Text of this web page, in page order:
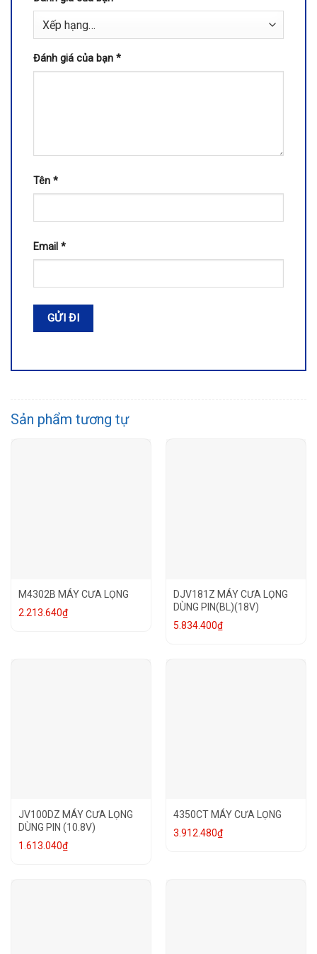
Đánh giá của bạn *
Tên *
Email *
Sản phẩm tương tự
M4302B MÁY CƯA LỌNG
2.213.640₫
DJV181Z MÁY CƯA LỌNG
DÙNG PIN(BL)(18V)
5.834.400₫
JV100DZ MÁY CƯA LỌNG
DÙNG PIN (10.8V)
1.613.040₫
4350CT MÁY CƯA LỌNG
3.912.480₫